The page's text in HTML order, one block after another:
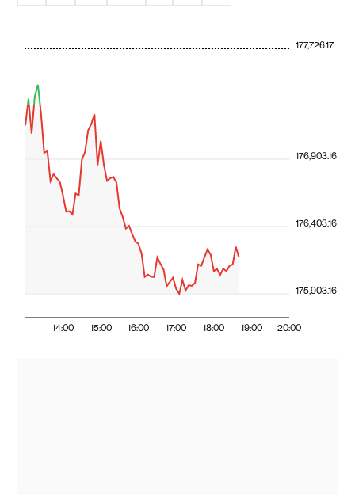
14:00 15:00 16:00 17:00 18:00 19:00 20:00
175,903.16
176,403.16
176,903.16
177,726.17